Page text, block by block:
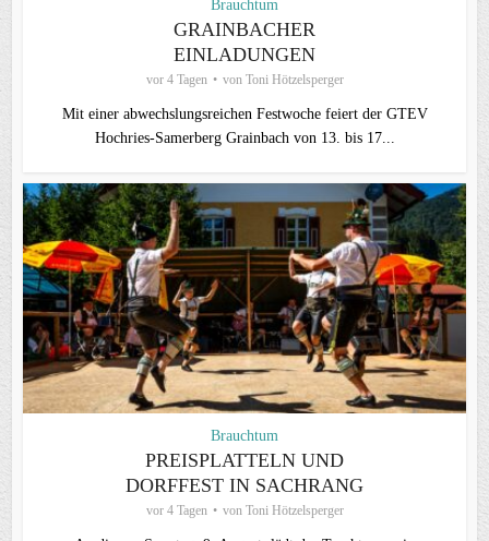
Brauchtum
GRAINBACHER
EINLADUNGEN
vor 4 Tagen von Toni Hötzelsperger
Mit einer abwechslungsreichen Festwoche feiert der GTEV
Hochries-Samerberg Grainbach von 13. bis 17...
Brauchtum
PREISPLATTELN UND
DORFFEST IN SACHRANG
vor 4 Tagen von Toni Hötzelsperger